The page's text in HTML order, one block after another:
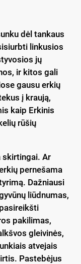
dėl tankaus
linkusios
jų
ir kitos gali
gausu erkių
į kraują,
kaip Erkinis
rūšių
skirtingai. Ar
pernešama
Dažniausi
liūdnumas,
pakilimas,
gleivinės,
atvejais
Pastebėjus